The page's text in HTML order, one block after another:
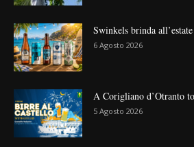
Swinkels brinda all’estate
6 Agosto 2026
A Corigliano d’Otranto
5 Agosto 2026